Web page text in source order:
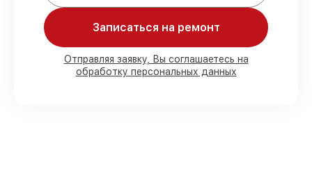
присутствии
комплектующих EOTech готовы к
доставляются быстро
Оригинальные комплектующие
Записаться на ремонт
Отправляя заявку, Вы соглашаетесь на
обработку персональных данных